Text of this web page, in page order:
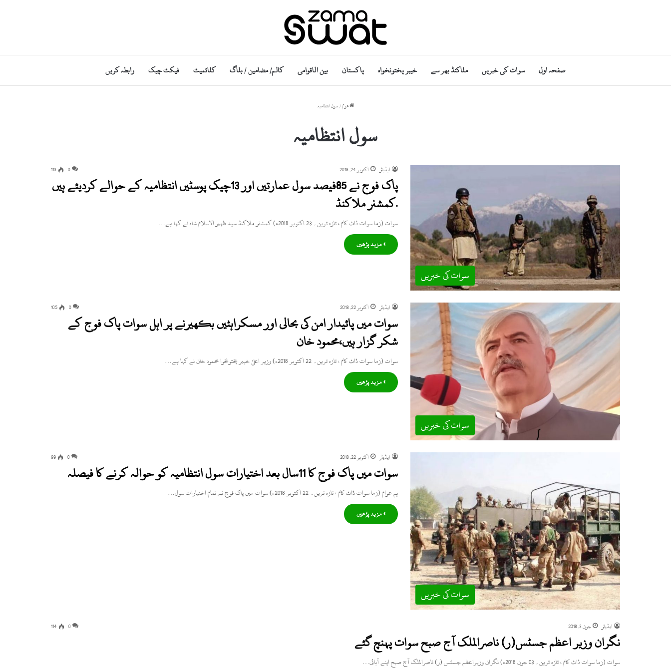
صفحہ اول سوات کی خبریں ملاکنڈ بھر سے خیبر پختونخواہ پاکستان بین الاقوامی کالم/ مضامین / بلاگ کلائمیٹ فیکٹ چیک رابطہ کریں
ھوم / سول انتظامیہ
سول انتظامیہ
سوات کی خبریں
ایڈیٹر اکتوبر 24, 2018 0
113
پاک فوج نے 85فیصد سول عمارتیں اور 13چیک پوسٹیں انتظامیہ کے حوالے کردیئے ہیں
.کمشنر ملاکنڈ
سوات (زما سوات ڈاٹ کام ، تازہ ترین۔ 23 اکتوبر 2018ء) کمشنر ملاکنڈ سید ظہیر الاسلام شاہ نے کہا ہے…
» مزید پڑھیں
سوات کی خبریں
ایڈیٹر اکتوبر 22, 2018 0
105
‎سوات میں پائیدار امن کی بحالی اور مسکراہٹیں بکھیرنے پر اہل سوات پاک فوج کے
شکر گزار ہیں،محمود خان
سوات (زما سوات ڈاٹ کام ، تازہ ترین۔ 22 اکتوبر 2018ء) وزیر اعلیٰ خیبر پختونخوا محمود خان نے کہا ہے…
» مزید پڑھیں
سوات کی خبریں
ایڈیٹر اکتوبر 22, 2018 0
99
سوات میں پاک فوج کا 11سال بعد اختیارات سول انتظامیہ کو حوالہ کرنے کا فیصلہ
ہم عوام (زما سوات ڈاٹ کام ، تازہ ترین۔ 22 اکتوبر 2018ء) سوات میں پاک فوج نے تمام اختیارات سول…
» مزید پڑھیں
ایڈیٹر جون 3, 2018 0
114
نگران وزیر اعظم جسٹس(ر) ناصرالملک آج صبح سوات پہنچ گئے
سوات (زما سوات ڈاٹ کام ، تازہ ترین۔ 03 جون 2018ء) نگران وزیراعظم جسٹس (ر) ناصرالملک آج صبح اپنے آبائی…